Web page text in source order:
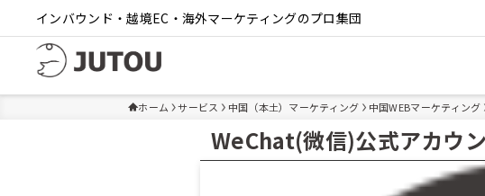
インバウンド・越境EC・海外マーケティングのプロ集団
ホーム サービス 中国（本土）マーケティング 中国WEBマーケティング
WeChat(微信)公式アカウ